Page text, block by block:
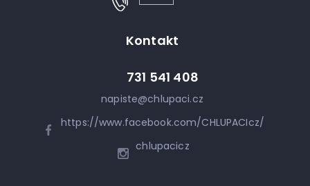
Kontakt
napiste@chlupaci.cz
731 541 408
https://www.facebook.com/CHLUPACIcz/
chlupacicz